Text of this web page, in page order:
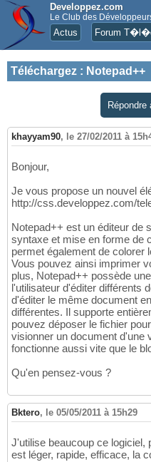
Developpez.com
Le Club des
Actus Forum
Téléchargez : Notepad++
khayyam90, le 27/02/2011 à
Bonjour,
Je vous propose un nouvel
http://css.developpez.com/
Notepad++ est un éditeur de
syntaxe et mise en forme de
permet également de colorer
Vous pouvez ainsi imprimer
plus, Notepad++ possède
l'utilisateur d'éditer différents
d'éditer le même document
différentes. Il supporte
pouvez déposer le fichier
visionner un document d'une
fonctionne aussi vite que le
Qu'en pensez-vous ?
Bktero, le 05/05/2011 à 15h29
J'utilise beaucoup ce logiciel,
est léger, rapide, efficace, la